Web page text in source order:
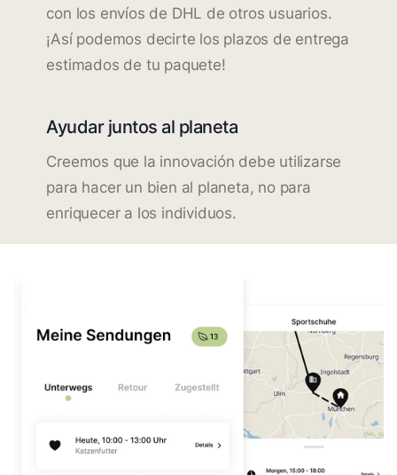
con los envíos de DHL de otros usuarios.
¡Así podemos decirte los plazos de entrega
estimados de tu paquete!
Ayudar juntos al planeta
Creemos que la innovación debe utilizarse
para hacer un bien al planeta, no para
enriquecer a los individuos.